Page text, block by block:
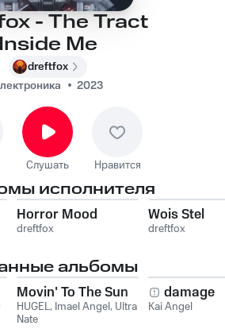
- The Tract
Inside Me
dreftfox
2023
Слушать Нравится
исполнителя
Horror Mood
dreftfox
Wois Stel
dreftfox
альбомы
Movin' To The Sun
HUGEL, Imael Angel, Ultra
Nate
damage
Kai Angel